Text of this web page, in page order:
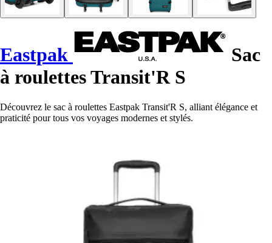
Eastpak
Sac
à roulettes Transit'R S
Découvrez le sac à roulettes Eastpak Transit'R S, alliant élégance et
praticité pour tous vos voyages modernes et stylés.